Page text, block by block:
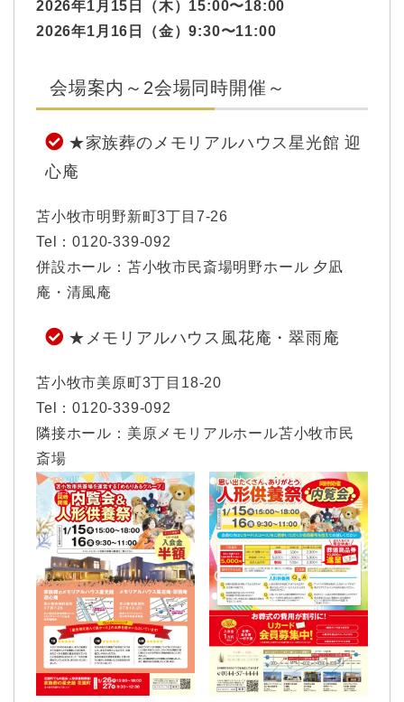
2026年1月15日（木）15:00〜18:00
2026年1月16日（金）9:30〜11:00
会場案内～2会場同時開催～
★家族葬のメモリアルハウス星光館 迎
心庵
苫小牧市明野新町3丁目7-26
Tel：0120-339-092
併設ホール：苫小牧市民斎場明野ホール 夕凪
庵・清風庵
★メモリアルハウス風花庵・翠雨庵
苫小牧市美原町3丁目18-20
Tel：0120-339-092
隣接ホール：美原メモリアルホール苫小牧市民
斎場